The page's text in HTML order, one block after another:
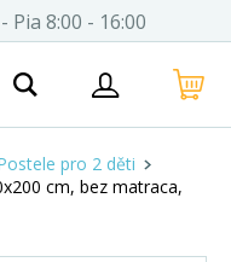
Pia 8:00 - 16:00
pro 2 děti
cm, bez matraca,